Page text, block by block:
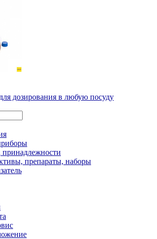
дозирования в любую посуду
принадлежности
препараты, наборы